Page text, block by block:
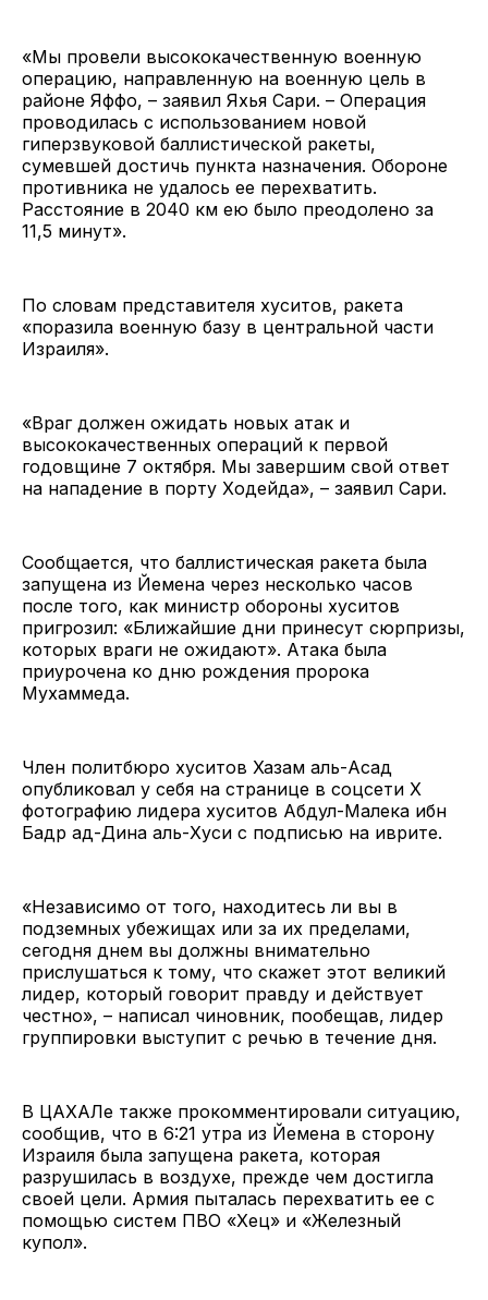
«Мы провели высококачественную военную
операцию, направленную на военную цель в
районе Яффо, – заявил Яхья Сари. – Операция
проводилась с использованием новой
гиперзвуковой баллистической ракеты,
сумевшей достичь пункта назначения. Обороне
противника не удалось ее перехватить.
Расстояние в 2040 км ею было преодолено за
11,5 минут».
По словам представителя хуситов, ракета
«поразила военную базу в центральной части
Израиля».
«Враг должен ожидать новых атак и
высококачественных операций к первой
годовщине 7 октября. Мы завершим свой ответ
на нападение в порту Ходейда», – заявил Сари.
Сообщается, что баллистическая ракета была
запущена из Йемена через несколько часов
после того, как министр обороны хуситов
пригрозил: «Ближайшие дни принесут сюрпризы,
которых враги не ожидают». Атака была
приурочена ко дню рождения пророка
Мухаммеда.
Член политбюро хуситов Хазам аль-Асад
опубликовал у себя на странице в соцсети X
фотографию лидера хуситов Абдул-Малека ибн
Бадр ад-Дина аль-Хуси с подписью на иврите.
«Независимо от того, находитесь ли вы в
подземных убежищах или за их пределами,
сегодня днем ​​вы должны внимательно
прислушаться к тому, что скажет этот великий
лидер, который говорит правду и действует
честно», – написал чиновник, пообещав, лидер
группировки выступит с речью в течение дня.
В ЦАХАЛе также прокомментировали ситуацию,
сообщив, что в 6:21 утра из Йемена в сторону
Израиля была запущена ракета, которая
разрушилась в воздухе, прежде чем достигла
своей цели. Армия пыталась перехватить ее с
помощью систем ПВО «Хец» и «Железный
купол».